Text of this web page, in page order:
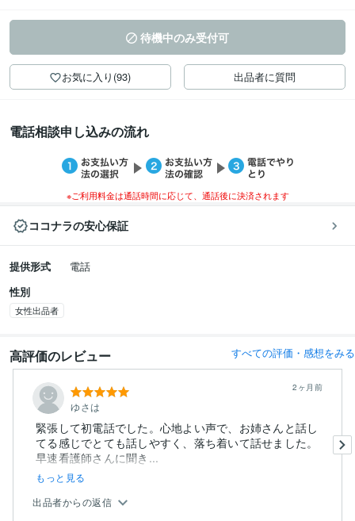
待機中のみ受付可
お気に入り(93) 出品者に質問
電話相談申し込みの流れ
※ご利用料金は通話時間に応じて、通話後に決済されます
ココナラの安心保証
提供形式
電話
性別
女性出品者
高評価のレビュー すべての評価・感想をみる
ゆさは
2ヶ月前
緊張して初電話でした。心地よい声で、お姉さんと話し
てる感じでとても話しやすく、落ち着いて話せました。
早速看護師さんに聞き...
もっと見る
出品者からの返信